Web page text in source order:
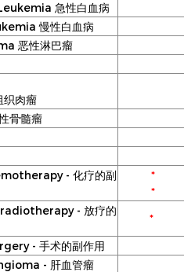
急性白血病
慢性白血病
恶性淋巴瘤
肉瘤
骨髓瘤
- 化疗的副
*
*
- 放疗的
*
- 手术的副作用
- 肝血管瘤